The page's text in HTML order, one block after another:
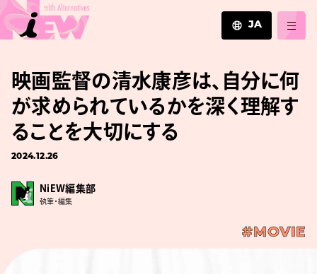
JA
EN
ZH
映画監督の清水康彦は、自分に何
が求められているかを深く理解す
ることを大切にする
2024.12.26
NiEW編集部
執筆・編集
#MOVIE